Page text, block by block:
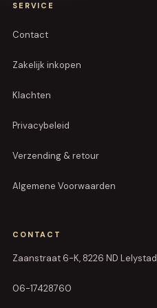
SERVICE
Contact
Zakelijk inkopen
Klachten
Privacybeleid
Verzending & retour
Algemene Voorwaarden
CONTACT
Zaanstraat 6-K, 8226 ND Lelystad
06-17428760